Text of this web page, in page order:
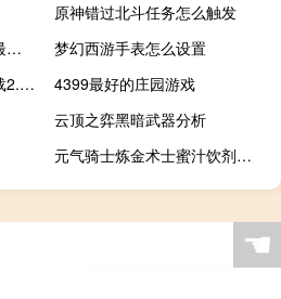
原神错过北斗任务怎么触发
元气骑士破解版下载安装最新版4.0.0
梦幻西游手表怎么设置
元气骑士最新版破解版下载2.8.4
4399最好的庄园游戏
云顶之弈黑暗武器分析
元气骑士炼金术士蜜汁饮剂算武器吗
☚